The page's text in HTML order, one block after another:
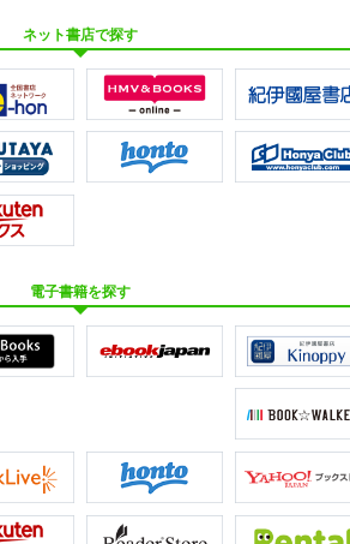
ネット書店で探す
電子書籍を探す